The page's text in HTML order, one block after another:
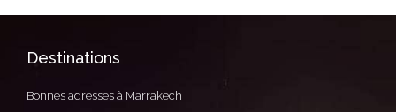
Destinations
Bonnes adresses à Marrakech